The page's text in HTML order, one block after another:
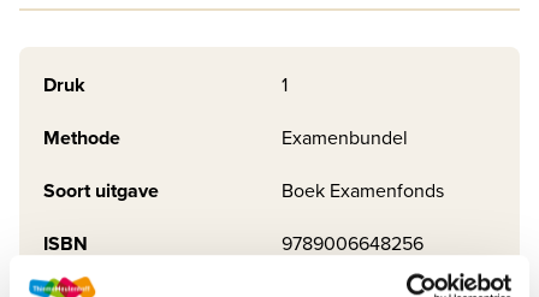
Druk
1
Methode
Examenbundel
Soort uitgave
Boek Examenfonds
ISBN
9789006648256